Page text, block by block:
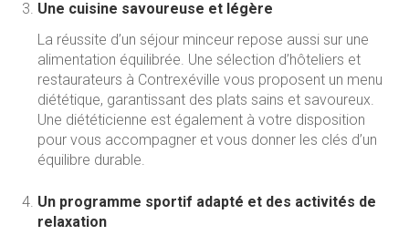
Une cuisine savoureuse et légère
La réussite d’un séjour minceur repose aussi sur une
alimentation équilibrée. Une sélection d’hôteliers et
restaurateurs à Contrexéville vous proposent un menu
diététique, garantissant des plats sains et savoureux.
Une diététicienne est également à votre disposition
pour vous accompagner et vous donner les clés d’un
équilibre durable.
Un programme sportif adapté et des activités de
relaxation